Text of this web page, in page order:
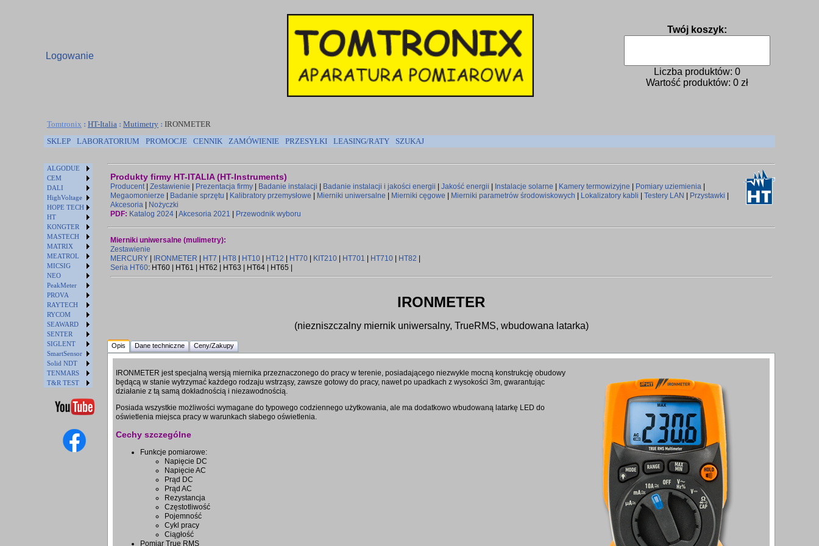
Logowanie
Twój koszyk:
Liczba produktów: 0
Wartość produktów: 0 zł
Tomtronix : HT-Italia : Mutimetry : IRONMETER
SKLEP
LABORATORIUM PROMOCJE CENNIK ZAMÓWIENIE PRZESYŁKI LEASING/RATY SZUKAJ
ALGODUE
CEM
DALI
HighVoltage
HOPE TECH
HT
KONGTER
MASTECH
MATRIX
MEATROL
MICSIG
NEO
PeakMeter
PROVA
RAYTECH
RYCOM
SEAWARD
SENTER
SIGLENT
SmartSensor
Solid NDT
TENMARS
T&R TEST
Produkty firmy HT-ITALIA (HT-Instruments)
Producent| Zestawienie Prezentacja firmy Badanie instalacji Badanie instalacji i jakości energii Jakość energii Instalacje solarne Kamery termowizyjne Pomiary uziemienia
Megaomonierze
Badanie sprzętu Kalibratory przemysłowe Mierniki uniwersalne Mierniki cęgowe Mierniki parametrów środowiskowych Lokalizatory kabli Testery LAN Przystawki
Akcesoria
Nożyczki
PDF: Katalog 2024 Akcesoria 2021 Przewodnik wyboru
Mierniki uniwersalne (mulimetry):
Zestawienie
MERCURY
IRONMETER HT7 HT8 HT10 HT12 HT70 KIT210 HT701 HT710 HT82
Seria HT60: HT60 | HT61 | HT62 | HT63 | HT64 | HT65 |
IRONMETER
(niezniszczalny miernik uniwersalny, TrueRMS, wbudowana latarka)
Opis Dane techniczne Ceny/Zakupy
IRONMETER jest specjalną wersją miernika przeznaczonego do pracy w terenie, posiadającego niezwykle mocną konstrukcję obudowy
będącą w stanie wytrzymać każdego rodzaju wstrząsy, zawsze gotowy do pracy, nawet po upadkach z wysokości 3m, gwarantując
działanie z tą samą dokładnością i niezawodnością.
Posiada wszystkie możliwości wymagane do typowego codziennego użytkowania, ale ma dodatkowo wbudowaną latarkę LED do
oświetlenia miejsca pracy w warunkach słabego oświetlenia.
Cechy szczególne
Funkcje pomiarowe:
Napięcie DC
Napięcie AC
Prąd DC
Prąd AC
Rezystancja
Częstotliwość
Pojemność
Cykl pracy
Ciągłość
Pomiar True RMS